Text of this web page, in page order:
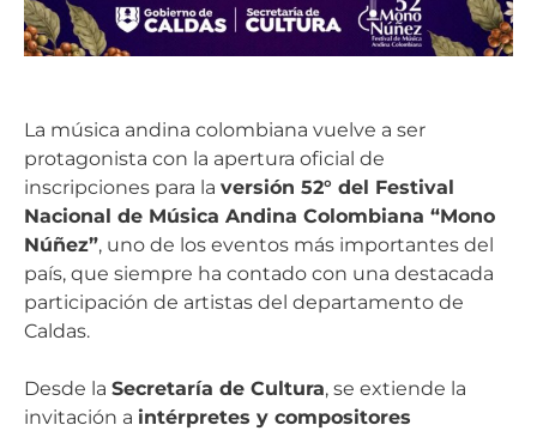
La música andina colombiana vuelve a ser
protagonista con la apertura oficial de
inscripciones para la versión 52° del Festival
Nacional de Música Andina Colombiana “Mono
Núñez”, uno de los eventos más importantes del
país, que siempre ha contado con una destacada
participación de artistas del departamento de
Caldas.
Desde la Secretaría de Cultura, se extiende la
invitación a intérpretes y compositores